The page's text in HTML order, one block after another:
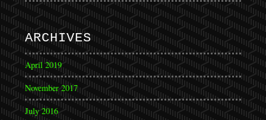
ARCHIVES
April 2019
November 2017
July 2016